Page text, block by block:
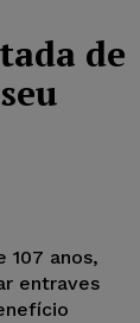
de
107 anos,
entraves